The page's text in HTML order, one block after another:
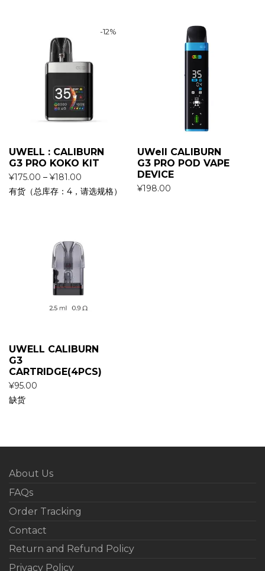
-12%
UWELL : CALIBURN
G3 PRO KOKO KIT
¥175.00 – ¥181.00
有货（总库存：4，请选规格）
UWell CALIBURN
G3 PRO POD VAPE
DEVICE
¥198.00
UWELL CALIBURN
G3
CARTRIDGE(4PCS)
¥95.00
缺货
About Us
FAQs
Order Tracking
Contact
Return and Refund Policy
Privacy Policy